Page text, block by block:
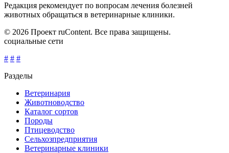
Редакция рекомендует по вопросам лечения болезней
животных обращаться в ветеринарные клиники.
© 2026 Проект ruContent. Все права защищены.
социальные сети
# # #
Разделы
Ветеринария
Животноводство
Каталог сортов
Породы
Птицеводство
Сельхозпредприятия
Ветеринарные клиники